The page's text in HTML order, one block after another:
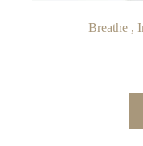
Breathe ,